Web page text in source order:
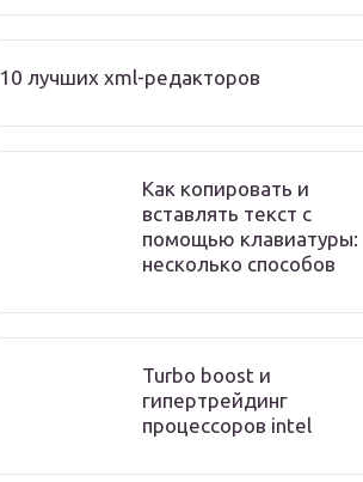
10 лучших xml-редакторов
Как копировать и
вставлять текст с
помощью клавиатуры:
несколько способов
Turbo boost и
гипертрейдинг
процессоров intel